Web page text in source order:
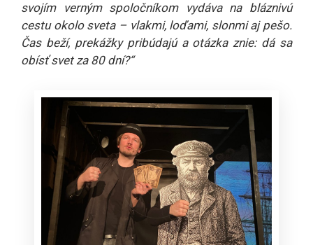
svojím verným spoločníkom vydáva na bláznivú
cestu okolo sveta – vlakmi, loďami, slonmi aj pešo.
Čas beží, prekážky pribúdajú a otázka znie: dá sa
obísť svet za 80 dní?“